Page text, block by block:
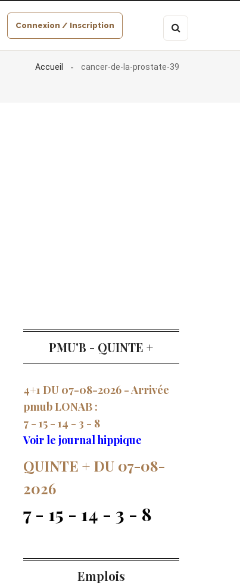
Connexion / Inscription
Accueil cancer-de-la-prostate-39
PMU'B - QUINTE +
4+1 DU 07-08-2026 - Arrivée
pmub LONAB :
7 - 15 - 14 - 3 - 8
Voir le journal hippique
QUINTE + DU 07-08-
2026
7 - 15 - 14 - 3 - 8
Emplois